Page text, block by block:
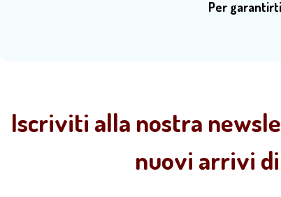
Per
Iscriviti alla nostra
nuovi arrivi